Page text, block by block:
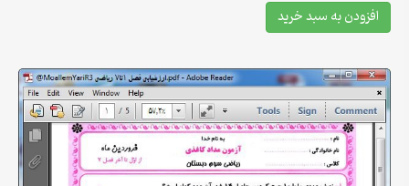
افزودن به سبد خرید